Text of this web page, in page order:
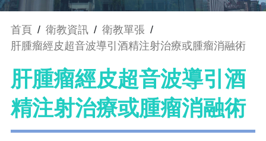
首頁 / 衛教資訊 / 衛教單張 /
肝腫瘤經皮超音波導引酒精注射治療或腫瘤消融術
肝腫瘤經皮超音波導引酒
精注射治療或腫瘤消融術